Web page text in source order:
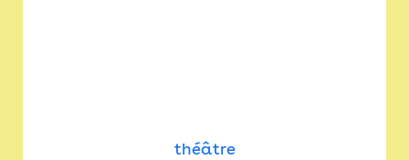
théâtre